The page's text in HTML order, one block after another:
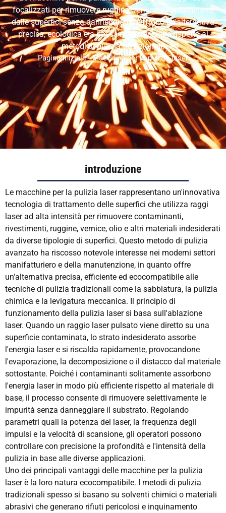
VI
RU
JA
KO
HU
CS
TH
PL
focalizzati per rimuovere ruggine, vernice e contaminanti
dalle superfici senza danneggiarle. Offrono un'alternativa
precisa, ecologica e a bassa manutenzione rispetto ai
metodi di pulizia tradizionali.
Pagina iniziale-Macchina per la pulizia laser
introduzione
Le macchine per la pulizia laser rappresentano un'innovativa
tecnologia di trattamento delle superfici che utilizza raggi
laser ad alta intensità per rimuovere contaminanti,
rivestimenti, ruggine, vernice, olio e altri materiali indesiderati
da diverse tipologie di superfici. Questo metodo di pulizia
avanzato ha riscosso notevole interesse nei moderni settori
manifatturiero e della manutenzione, in quanto offre
un'alternativa precisa, efficiente ed ecocompatibile alle
tecniche di pulizia tradizionali come la sabbiatura, la pulizia
chimica e la levigatura meccanica. Il principio di
funzionamento della pulizia laser si basa sull'ablazione
laser. Quando un raggio laser pulsato viene diretto su una
superficie contaminata, lo strato indesiderato assorbe
l'energia laser e si riscalda rapidamente, provocandone
l'evaporazione, la decomposizione o il distacco dal materiale
sottostante. Poiché i contaminanti solitamente assorbono
l'energia laser in modo più efficiente rispetto al materiale di
base, il processo consente di rimuovere selettivamente le
impurità senza danneggiare il substrato. Regolando
parametri quali la potenza del laser, la frequenza degli
impulsi e la velocità di scansione, gli operatori possono
controllare con precisione la profondità e l'intensità della
pulizia in base alle diverse applicazioni.
Uno dei principali vantaggi delle macchine per la pulizia
laser è la loro natura ecocompatibile. I metodi di pulizia
tradizionali spesso si basano su solventi chimici o materiali
abrasivi che generano rifiuti pericolosi e inquinamento